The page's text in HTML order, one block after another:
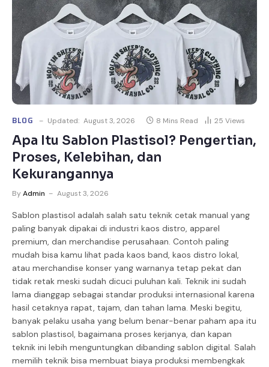
BLOG Updated: August 3, 2026 8 Mins Read 25 Views
Apa Itu Sablon Plastisol? Pengertian,
Proses, Kelebihan, dan
Kekurangannya
ByAdmin August 3, 2026
Sablon plastisol adalah salah satu teknik cetak manual yang
paling banyak dipakai di industri kaos distro, apparel
premium, dan merchandise perusahaan. Contoh paling
mudah bisa kamu lihat pada kaos band, kaos distro lokal,
atau merchandise konser yang warnanya tetap pekat dan
tidak retak meski sudah dicuci puluhan kali. Teknik ini sudah
lama dianggap sebagai standar produksi internasional karena
hasil cetaknya rapat, tajam, dan tahan lama. Meski begitu,
banyak pelaku usaha yang belum benar-benar paham apa itu
sablon plastisol, bagaimana proses kerjanya, dan kapan
teknik ini lebih menguntungkan dibanding sablon digital. Salah
memilih teknik bisa membuat biaya produksi membengkak